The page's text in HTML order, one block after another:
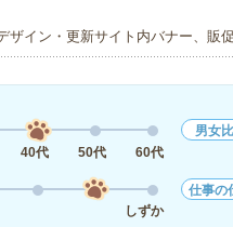
ザイン・更新サイト内バナー、販
40代 50代 60代
男女
しずか
仕事の